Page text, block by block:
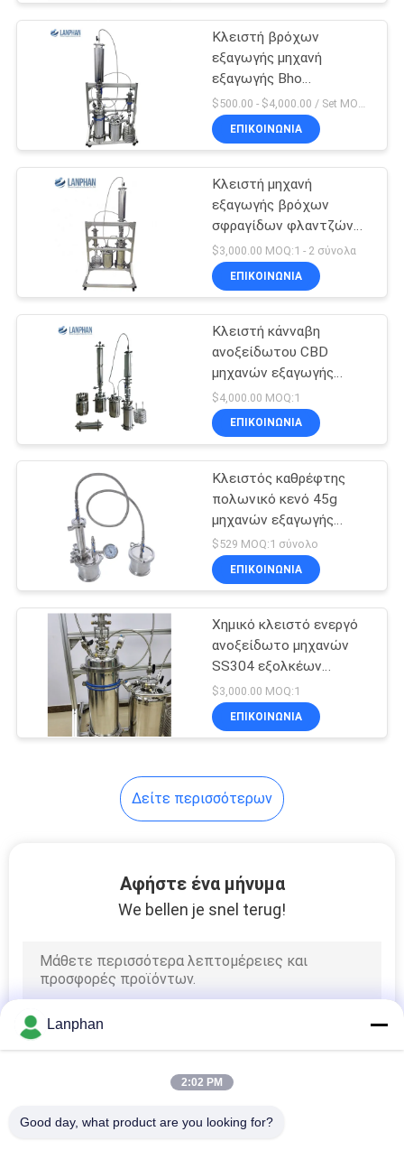
ΠΟΛΙΤΙΚΉ
ΑΠΟΡΡΉΤΟΥ
Μηχανή πιέσεως
δισκίων
Διαλυτική μηχανή
αποκατάστασης
αντιδραστήρας
γυαλιού
εργαστηρίων
Στεγνωτήρας
παγώματος
εργαστηρίων
κοντός εξοπλισμός
πορειών
Σκουπισμένος
εξοπλισμός
απόσταξης ταινιών
Κλειστή βρόχων
εξαγωγής μηχανή
εξαγωγής Bho
συστημάτων βρόχων
μηχανών κλειστή
Lanphan
ΕΠΙΚΟΙΝΩΝΙΑ
Κλειστή μηχανή
εξαγωγής βρόχων
σφραγίδων φλαντζών
SS304
$3,000.00 MOQ:1 - 2 σύνολα
ΕΠΙΚΟΙΝΩΝΙΑ
Κλειστή κάνναβη
ανοξείδωτου CBD
μηχανών εξαγωγής
βρόχων Lanphan 5L
$4,000.00 MOQ:1
ΕΠΙΚΟΙΝΩΝΙΑ
Κλειστός καθρέφτης
πολωνικό κενό 45g
μηχανών εξαγωγής
βρόχων μίνι
$529 MOQ:1 σύνολο
ΕΠΙΚΟΙΝΩΝΙΑ
Χημικό κλειστό ενεργό
ανοξείδωτο μηχανών
SS304 εξολκέων
βρόχων
$3,000.00 MOQ:1
ΕΠΙΚΟΙΝΩΝΙΑ
Δείτε περισσότερων
Αφήστε ένα μήνυμα
We bellen je snel terug!
Lanphan
2:02 PM
Good day, what product are you looking for?